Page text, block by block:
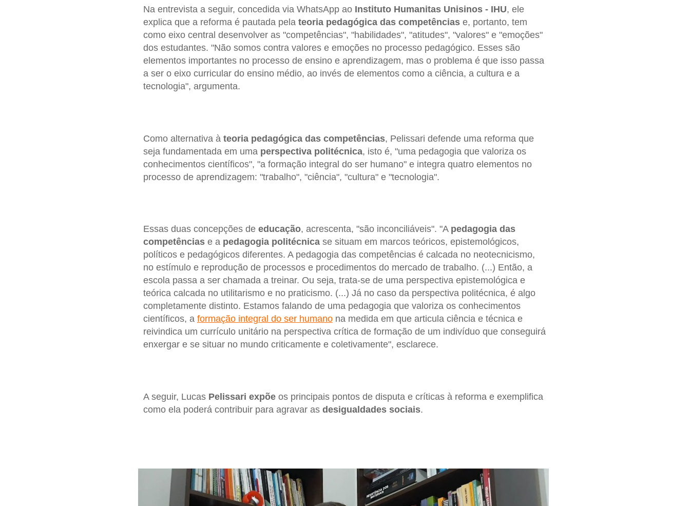
Na entrevista a seguir, concedida via WhatsApp ao Instituto Humanitas Unisinos - IHU, ele
explica que a reforma é pautada pela teoria pedagógica das competênciase, portanto, tem
como eixo central desenvolver as "competências", "habilidades", "atitudes", "valores" e "emoções"
dos estudantes. "Não somos contra valores e emoções no processo pedagógico. Esses são
elementos importantes no processo de ensino e aprendizagem, mas o problema é que isso passa
a ser o eixo curricular do ensino médio, ao invés de elementos como a ciência, a cultura e a
tecnologia", argumenta.
Como alternativa à teoria pedagógica das competências, Pelissari defende uma reforma que
seja fundamentada em uma perspectiva politécnica, isto é, "uma pedagogia que valoriza os
conhecimentos científicos", "a formação integral do ser humano" e integra quatro elementos no
processo de aprendizagem: "trabalho", "ciência", "cultura" e "tecnologia".
Essas duas concepções de educação, acrescenta, "são inconciliáveis". "A pedagogia das
competênciase a pedagogia politécnicase situam em marcos teóricos, epistemológicos,
políticos e pedagógicos diferentes. A pedagogia das competências é calcada no neotecnicismo,
no estímulo e reprodução de processos e procedimentos do mercado de trabalho. (...) Então, a
escola passa a ser chamada a treinar. Ou seja, trata-se de uma perspectiva epistemológica e
teórica calcada no utilitarismo e no praticismo. (...) Já no caso da perspectiva politécnica, é algo
completamente distinto. Estamos falando de uma pedagogia que valoriza os conhecimentos
científicos, a formação integral do ser humanona medida em que articula ciência e técnica e
reivindica um currículo unitário na perspectiva crítica de formação de um indivíduo que conseguirá
enxergar e se situar no mundo criticamente e coletivamente", esclarece.
A seguir, Lucas Pelissari expõeos principais pontos de disputa e críticas à reforma e exemplifica
como ela poderá contribuir para agravar as desigualdades sociais.